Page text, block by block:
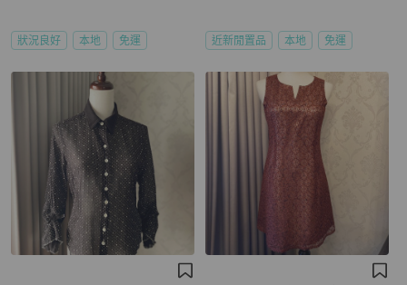
狀況良好 本地 免運 近新閒置品 本地 免運